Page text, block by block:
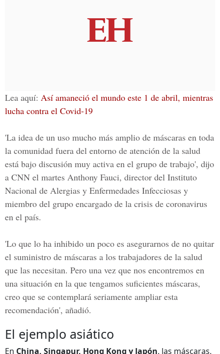
Lea aquí: Así amaneció el mundo este 1 de abril, mientras
lucha contra el Covid-19
'La idea de un uso mucho más amplio de máscaras en toda
la comunidad fuera del entorno de atención de la salud
está bajo discusión muy activa en el grupo de trabajo', dijo
a CNN el martes Anthony Fauci, director del Instituto
Nacional de Alergias y Enfermedades Infecciosas y
miembro del grupo encargado de la crisis de coronavirus
en el país.
'Lo que lo ha inhibido un poco es asegurarnos de no quitar
el suministro de máscaras a los trabajadores de la salud
que las necesitan. Pero una vez que nos encontremos en
una situación en la que tengamos suficientes máscaras,
creo que se contemplará seriamente ampliar esta
recomendación', añadió.
El ejemplo asiático
En China, Singapur, Hong Kong y Japón, las máscaras,